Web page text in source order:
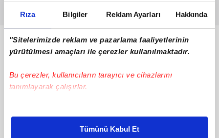
Rıza Bilgiler Reklam Ayarları Hakkında
"Sitelerimizde reklam ve pazarlama faaliyetlerinin
yürütülmesi amaçları ile çerezler kullanılmaktadır.
Bu çerezler, kullanıcıların tarayıcı ve cihazlarını
tanımlayarak çalışırlar.
Bu çerezlere izin vermeniz halinde sizlere özel
daha iyi reklam deneyimi yaşatabiliriz. Bunu yaparken
Tümünü Kabul Et
Bunlar da Var